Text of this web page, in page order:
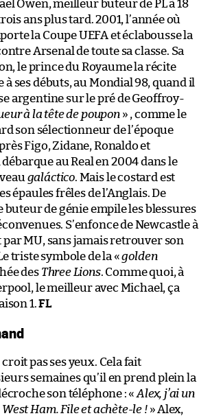
Owen, meilleur buteur de PL à 18
ans plus tard. 2001, l’année où
la Coupe UEFA et éclabousse la
Arsenal de toute sa classe. Sa
le prince du Royaume la récite
ses débuts, au Mondial 98, quand il
argentine sur le pré de Geoffroy-
à la tête de poupon» , comme le
son sélectionneur de l’époque
Figo, Zidane, Ronaldo et
au Real en 2004 dans le
galáctico​. Mais le costard est
épaules frêles de l’Anglais. De
buteur de génie empile les blessures
S’enfonce de Newcastle à
par MU, sans jamais retrouver son
triste symbole de la «golden
des Three Lions. Comme quoi, à
le meilleur avec Michael, ça
1.FL
pas ses yeux. Cela fait
semaines qu’il en prend plein la
son téléphone : «Alex, j’ai un
Ham. File et achète-le !» Alex,